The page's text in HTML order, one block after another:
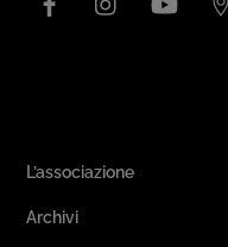
L’associazione
Archivi